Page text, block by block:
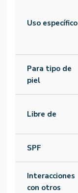
Uso específico
Para tipo de
piel
Libre de
SPF
Interacciones
con otros